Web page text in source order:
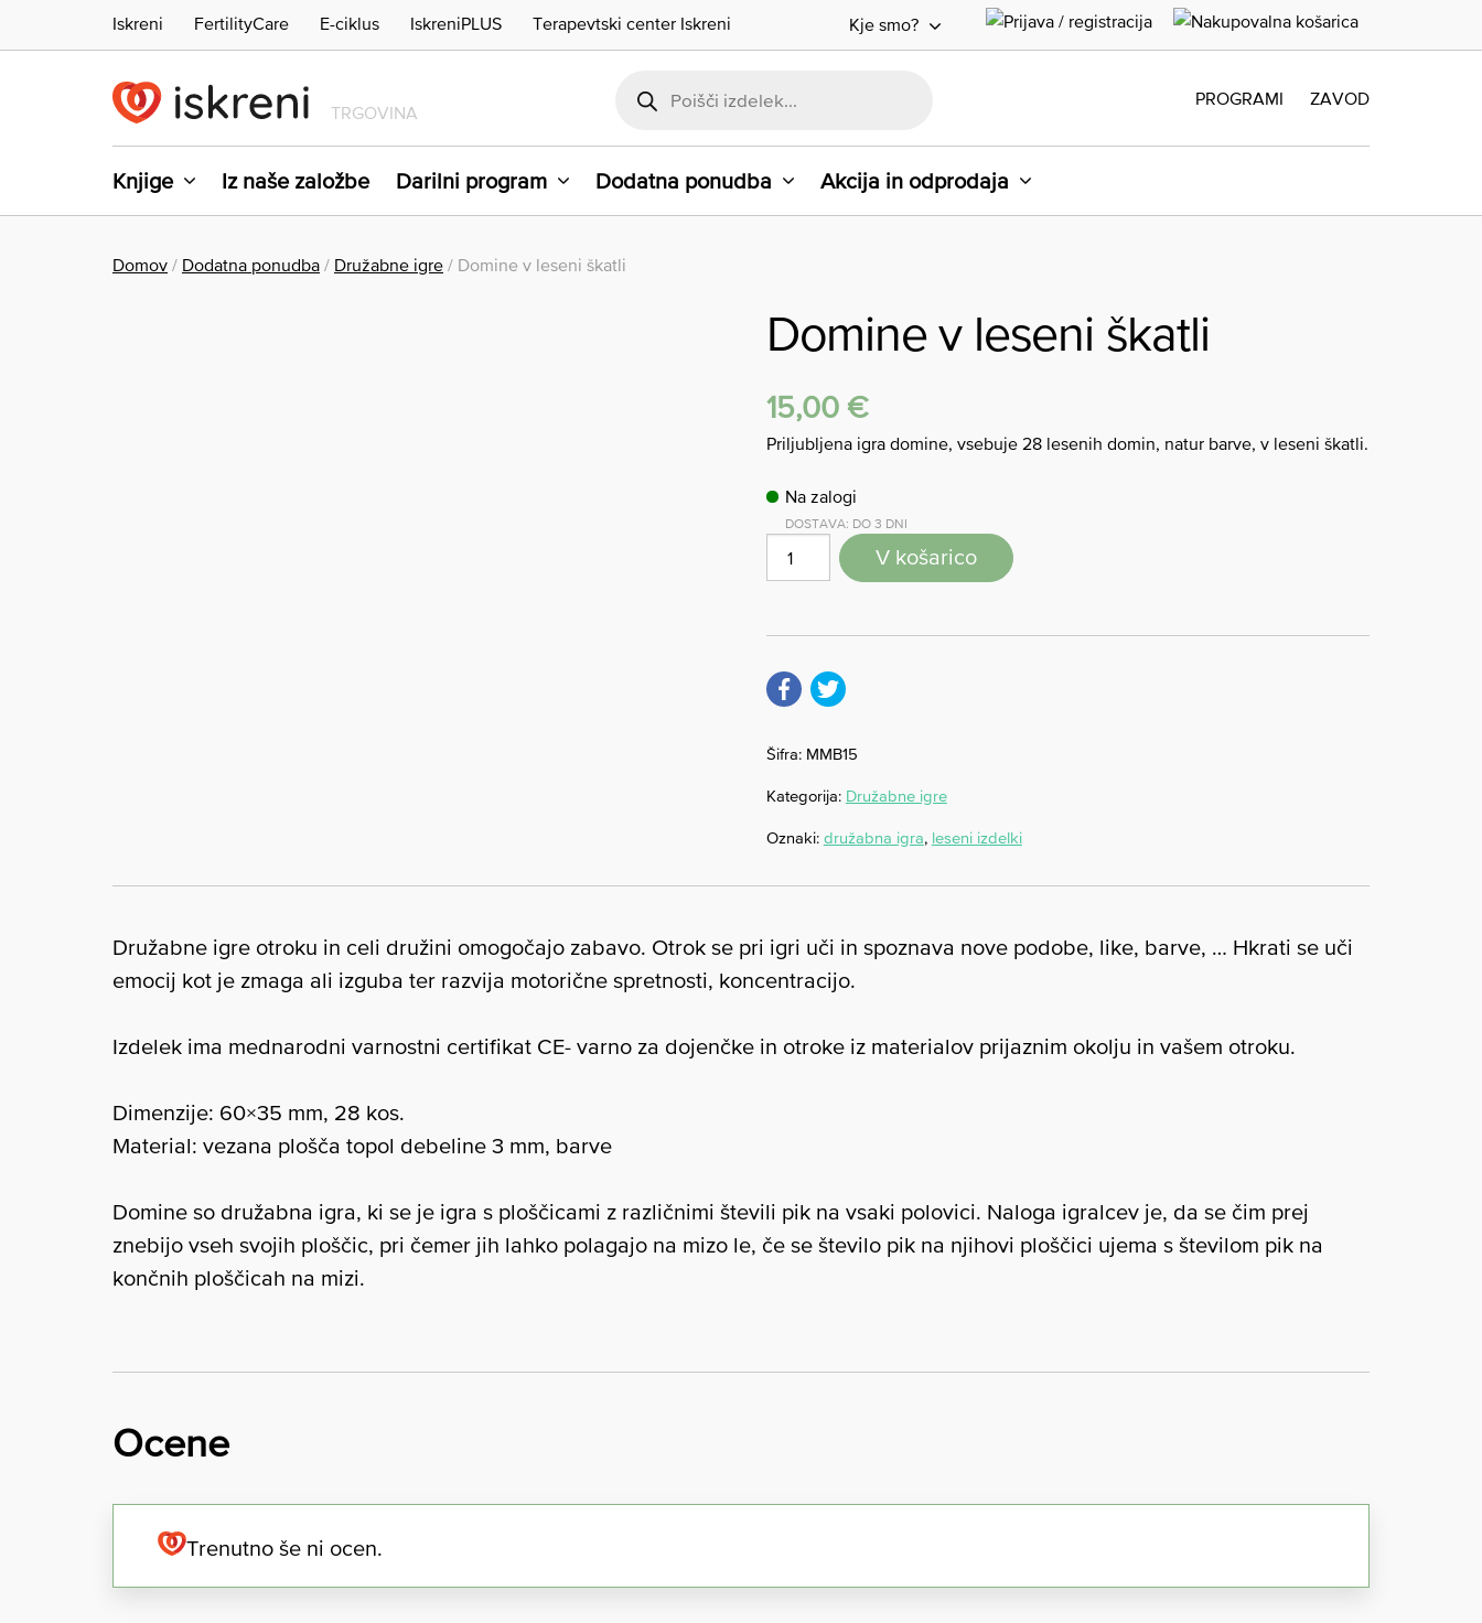
TRGOVINA
Kje smo?
Knjige Iz naše založbe Darilni program Dodatna ponudba Akcija in odprodaja
PROGRAMI ZAVOD
Iskreni FertilityCare E-ciklus IskreniPLUS Terapevtski center Iskreni
Domov / Dodatna ponudba / Družabne igre / Domine v leseni škatli
Domine v leseni škatli
15,00 €
Priljubljena igra domine, vsebuje 28 lesenih domin, natur barve, v leseni škatli.
Na zalogi
DOSTAVA: DO 3 DNI
V košarico
Šifra: MMB15
Kategorija: Družabne igre
Oznaki: družabna igra, leseni izdelki
Družabne igre otroku in celi družini omogočajo zabavo. Otrok se pri igri uči in spoznava nove podobe, like, barve, … Hkrati se uči
emocij kot je zmaga ali izguba ter razvija motorične spretnosti, koncentracijo.
Izdelek ima mednarodni varnostni certifikat CE- varno za dojenčke in otroke iz materialov prijaznim okolju in vašem otroku.
Dimenzije: 60×35 mm, 28 kos.
Material: vezana plošča topol debeline 3 mm, barve
Domine so družabna igra, ki se je igra s ploščicami z različnimi števili pik na vsaki polovici. Naloga igralcev je, da se čim prej
znebijo vseh svojih ploščic, pri čemer jih lahko polagajo na mizo le, če se število pik na njihovi ploščici ujema s številom pik na
končnih ploščicah na mizi.
Ocene
Trenutno še ni ocen.